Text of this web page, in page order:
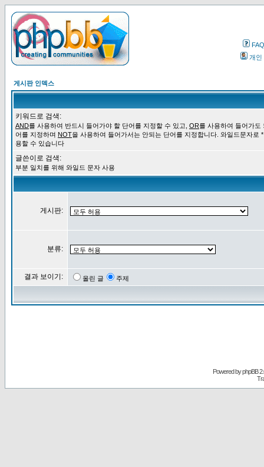
FAQ
개인
게시판 인덱스
키워드로 검색:
AND를 사용하여 반드시 들어가야 할 단어를 지정할 수 있고, OR를 사용하여 들어가도
어를 지정하며 NOT을 사용하여 들어가서는 안되는 단어를 지정합니다. 와일드문자로
용할 수 있습니다
글쓴이로 검색:
부분 일치를 위해 와일드 문자 사용
게시판:
분류:
결과 보이기: 올린 글 주제
Powered byphpBB